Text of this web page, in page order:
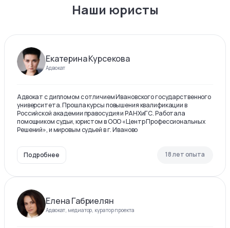
Наши юристы
Екатерина Курсекова
Адвокат
Адвокат с дипломом с отличием Ивановского государственного
университета. Прошла курсы повышения квалификации в
Российской академии правосудия и РАНХиГС. Работала
помощником судьи, юристом в ООО «Центр Профессиональных
Решений», и мировым судьей в г. Иваново
Подробнее 18 лет опыта
Елена Габриелян
Адвокат, медиатор, куратор проекта